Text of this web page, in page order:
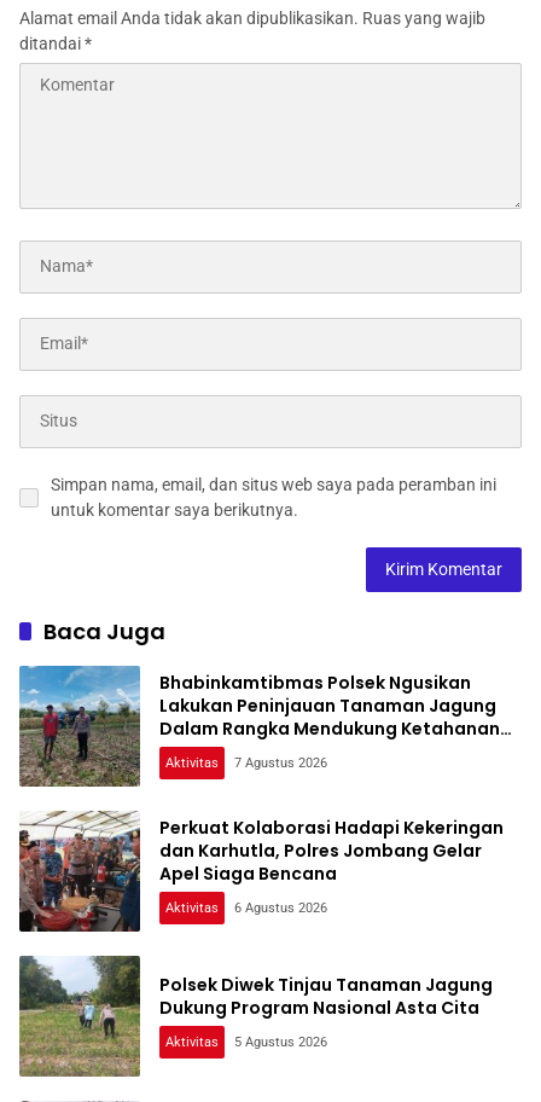
Alamat email Anda tidak akan dipublikasikan. Ruas yang wajib
ditandai*
Simpan nama, email, dan situs web saya pada peramban ini
untuk komentar saya berikutnya.
Baca Juga
Bhabinkamtibmas Polsek Ngusikan
Lakukan Peninjauan Tanaman Jagung
Dalam Rangka Mendukung Ketahanan
Pangan
Aktivitas 7 Agustus 2026
Perkuat Kolaborasi Hadapi Kekeringan
dan Karhutla, Polres Jombang Gelar
Apel Siaga Bencana
Aktivitas 6 Agustus 2026
Polsek Diwek Tinjau Tanaman Jagung
Dukung Program Nasional Asta Cita
Aktivitas 5 Agustus 2026